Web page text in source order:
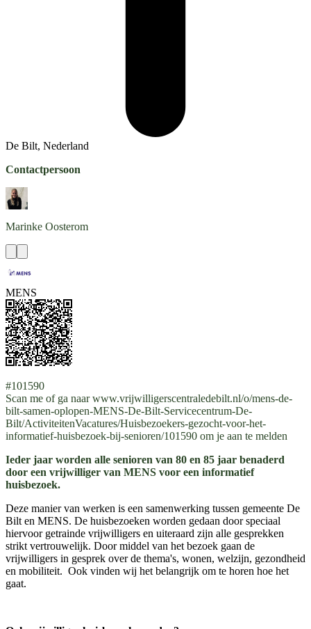
De Bilt, Nederland
Contactpersoon
Marinke Oosterom
MENS
#101590
Scan me of ga naar www.vrijwilligerscentraledebilt.nl/o/mens-de-
bilt-samen-oplopen-MENS-De-Bilt-Servicecentrum-De-
Bilt/ActiviteitenVacatures/Huisbezoekers-gezocht-voor-het-
informatief-huisbezoek-bij-senioren/101590 om je aan te melden
Ieder jaar worden alle senioren van 80 en 85 jaar benaderd
door een vrijwilliger van MENS voor een informatief
huisbezoek.
Deze manier van werken is een samenwerking tussen gemeente De
Bilt en MENS. De huisbezoeken worden gedaan door speciaal
hiervoor getrainde vrijwilligers en uiteraard zijn alle gesprekken
strikt vertrouwelijk. Door middel van het bezoek gaan de
vrijwilligers in gesprek over de thema's, wonen, welzijn, gezondheid
en mobiliteit. Ook vinden wij het belangrijk om te horen hoe het
gaat.